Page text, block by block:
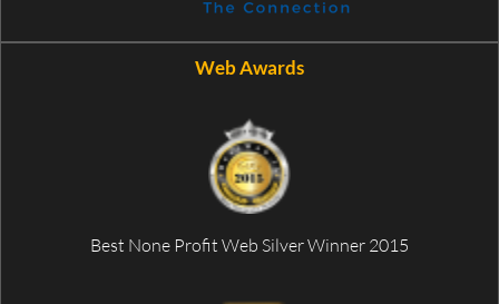
Web Awards
Best None Profit Web Silver Winner 2015